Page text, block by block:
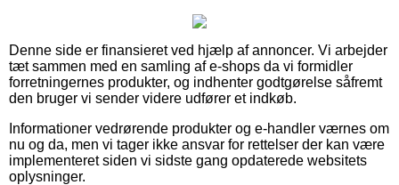
Denne side er finansieret ved hjælp af annoncer. Vi arbejder
tæt sammen med en samling af e-shops da vi formidler
forretningernes produkter, og indhenter godtgørelse såfremt
den bruger vi sender videre udfører et indkøb.
Informationer vedrørende produkter og e-handler værnes om
nu og da, men vi tager ikke ansvar for rettelser der kan være
implementeret siden vi sidste gang opdaterede websitets
oplysninger.